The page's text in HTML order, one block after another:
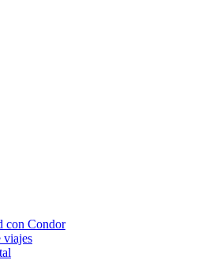
con Condor
viajes